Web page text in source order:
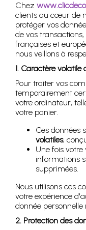
Chez
clients au cœur de
protéger vos
de vos
françaises et
nous veillons à
1. Caractère volatile
Pour traiter vos
temporairement
votre ordinateur,
votre panier.
Ces données
volatiles,
Une fois
informations
supprimées.
Nous utilisons ces
votre expérience
donnée
2. Protection des